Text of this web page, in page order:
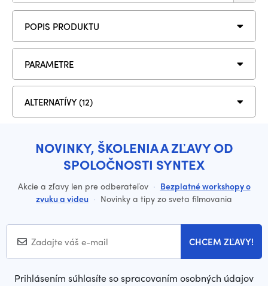
POPIS PRODUKTU
PARAMETRE
ALTERNATÍVY (12)
NOVINKY, ŠKOLENIA A ZĽAVY OD
SPOLOČNOSTI SYNTEX
Akcie a zľavy len pre odberateľov · Bezplatné workshopy o
zvuku a videu · Novinky a tipy zo sveta filmovania
CHCEM ZĽAVY!
Prihlásením súhlasíte so spracovaním osobných údajov